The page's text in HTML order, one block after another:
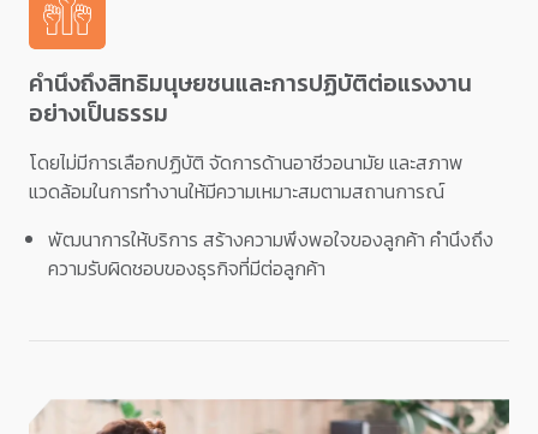
คำนึงถึงสิทธิมนุษยชนและการปฏิบัติต่อแรงงาน
อย่างเป็นธรรม
โดยไม่มีการเลือกปฏิบัติ จัดการด้านอาชีวอนามัย และสภาพ
แวดล้อมในการทำงานให้มีความเหมาะสมตามสถานการณ์
พัฒนาการให้บริการ สร้างความพึงพอใจของลูกค้า คำนึงถึง
ความรับผิดชอบของธุรกิจที่มีต่อลูกค้า